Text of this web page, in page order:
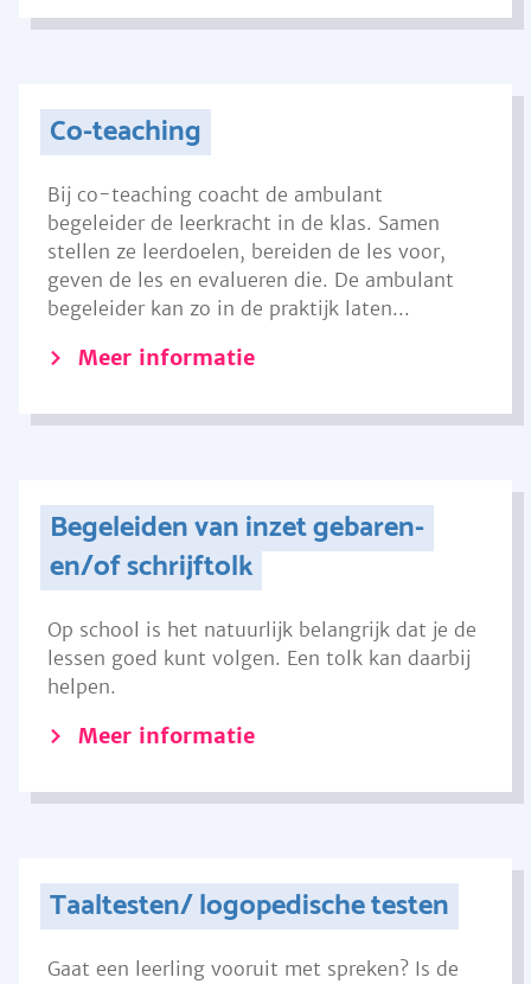
Co-teaching
Bij co-teaching coacht de ambulant
begeleider de leerkracht in de klas. Samen
stellen ze leerdoelen, bereiden de les voor,
geven de les en evalueren die. De ambulant
begeleider kan zo in de praktijk laten...
Meer informatie
Begeleiden van inzet gebaren-
en/of schrijftolk
Op school is het natuurlijk belangrijk dat je de
lessen goed kunt volgen. Een tolk kan daarbij
helpen.
Meer informatie
Taaltesten/ logopedische testen
Gaat een leerling vooruit met spreken? Is de